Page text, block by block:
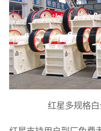
红星多规格